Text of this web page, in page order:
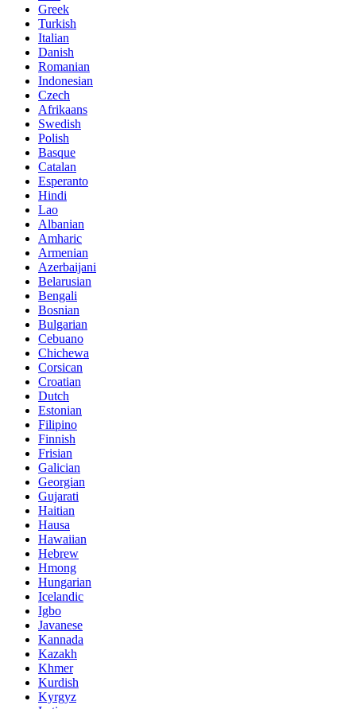
Greek
Turkish
Italian
Danish
Romanian
Indonesian
Czech
Afrikaans
Swedish
Polish
Basque
Catalan
Esperanto
Hindi
Lao
Albanian
Amharic
Armenian
Azerbaijani
Belarusian
Bengali
Bosnian
Bulgarian
Cebuano
Chichewa
Corsican
Croatian
Dutch
Estonian
Filipino
Finnish
Frisian
Galician
Georgian
Gujarati
Haitian
Hausa
Hawaiian
Hebrew
Hmong
Hungarian
Icelandic
Igbo
Javanese
Kannada
Kazakh
Khmer
Kurdish
Kyrgyz